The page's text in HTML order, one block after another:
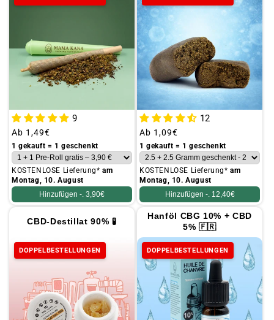
l
e
9
Üblicher
Preis
Ab 1,49€
1 gekauft = 1 geschenkt
KOSTENLOSE Lieferung*am
Montag, 10. August
Hinzufügen -. 3,90€
12
Üblicher
Preis
Ab 1,09€
1 gekauft = 1 geschenkt
KOSTENLOSE Lieferung*am
Montag, 10. August
Hinzufügen -. 12,40€
CBD-Destillat 90% 🧪
DOPPELBESTELLUNGEN
Hanföl CBG 10% + CBD
5% 🇫🇷
DOPPELBESTELLUNGEN